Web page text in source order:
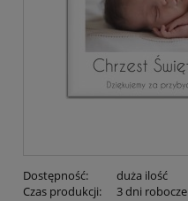
Dostępność:
duża ilość
Czas produkcji:
3 dni robocze